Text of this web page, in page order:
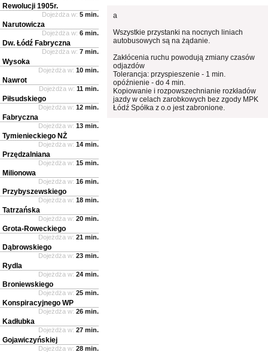
a
Wszystkie przystanki na nocnych liniach
autobusowych są na żądanie.
Zakłócenia ruchu powodują zmiany czasów
odjazdów
Tolerancja: przyspieszenie - 1 min.
opóźnienie - do 4 min.
Kopiowanie i rozpowszechnianie rozkładów
jazdy w celach zarobkowych bez zgody MPK
Łódź Spółka z o.o jest zabronione.
Rewolucji 1905r.
Dojeżdża w: 5 min.
Narutowicza
Dojeżdża w: 6 min.
Dw. Łódź Fabryczna
Dojeżdża w: 7 min.
Wysoka
Dojeżdża w: 10 min.
Nawrot
Dojeżdża w: 11 min.
Piłsudskiego
Dojeżdża w: 12 min.
Fabryczna
Dojeżdża w: 13 min.
Tymienieckiego NŻ
Dojeżdża w: 14 min.
Przędzalniana
Dojeżdża w: 15 min.
Milionowa
Dojeżdża w: 16 min.
Przybyszewskiego
Dojeżdża w: 18 min.
Tatrzańska
Dojeżdża w: 20 min.
Grota-Roweckiego
Dojeżdża w: 21 min.
Dąbrowskiego
Dojeżdża w: 23 min.
Rydla
Dojeżdża w: 24 min.
Broniewskiego
Dojeżdża w: 25 min.
Konspiracyjnego WP
Dojeżdża w: 26 min.
Kadłubka
Dojeżdża w: 27 min.
Gojawiczyńskiej
Dojeżdża w: 28 min.